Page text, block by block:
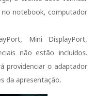
no notebook, computador
Mini DisplayPort,
não estão incluídos.
providenciar o adaptador
da apresentação.